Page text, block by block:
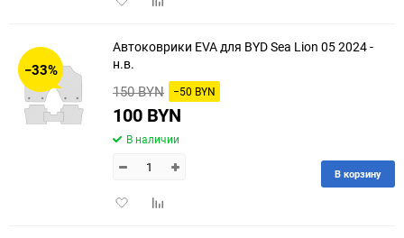
−33%
Автоковрики EVA для BYD Sea Lion 05 2024 -
н.в.
150 BYN −50 BYN
100 BYN
В наличии
ДобавитьДобавить
В корзину